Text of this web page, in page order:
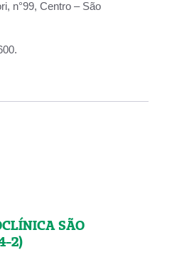
n°99, Centro – São
SÃO
2)